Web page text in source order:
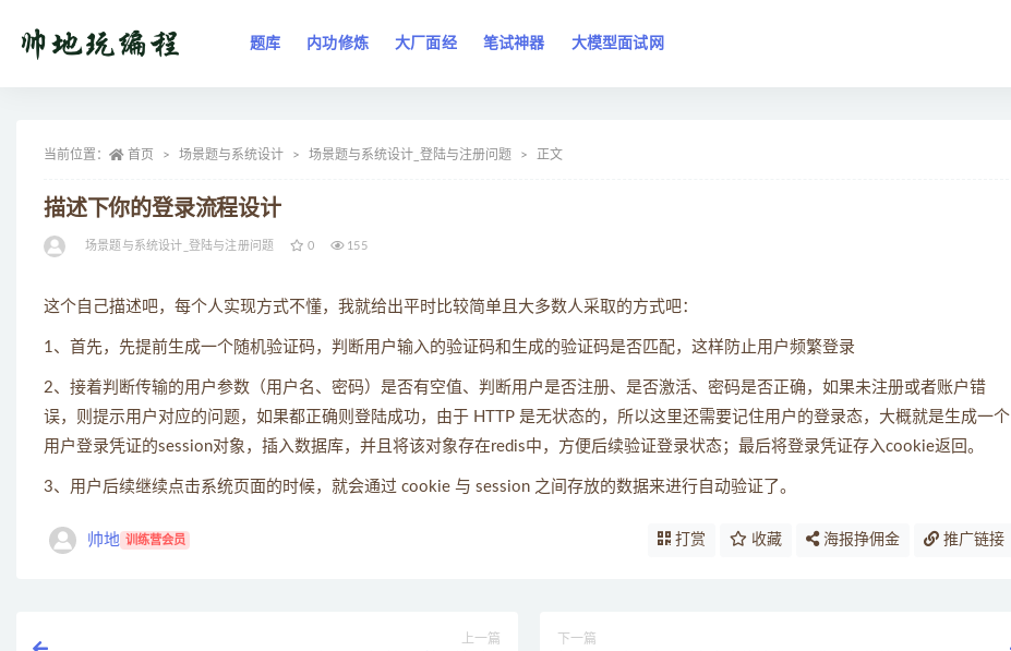
题库 内功修炼 大厂面经 笔试神器 大模型面试网
当前位置： 首页 场景题与系统设计 场景题与系统设计_登陆与注册问题 正文
描述下你的登录流程设计
场景题与系统设计_登陆与注册问题 0 155
这个自己描述吧，每个人实现方式不懂，我就给出平时比较简单且大多数人采取的方式吧：
1、首先，先提前生成一个随机验证码，判断用户输入的验证码和生成的验证码是否匹配，这样防止用户频繁登录
2、接着判断传输的用户参数（用户名、密码）是否有空值、判断用户是否注册、是否激活、密码是否正确，如果未注册或者账户错
误，则提示用户对应的问题，如果都正确则登陆成功，由于 HTTP 是无状态的，所以这里还需要记住用户的登录态，大概就是生成一个
用户登录凭证的session对象，插入数据库，并且将该对象存在redis中，方便后续验证登录状态；最后将登录凭证存入cookie返回。
3、用户后续继续点击系统页面的时候，就会通过 cookie 与 session 之间存放的数据来进行自动验证了。
帅地 训练营会员 打赏 收藏 海报挣佣金 推广链接
上一篇 下一篇